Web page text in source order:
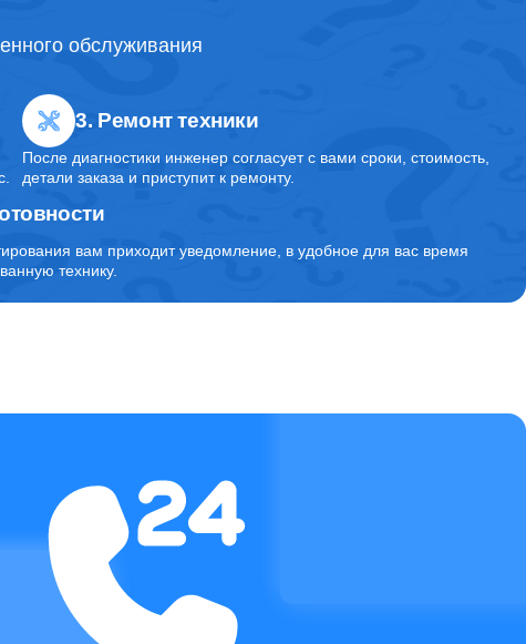
обслуживания
3. Ремонт техники
После диагностики инженер согласует с вами сроки, стоимость,
детали заказа и приступит к ремонту.
вам приходит уведомление, в удобное для вас время
технику.